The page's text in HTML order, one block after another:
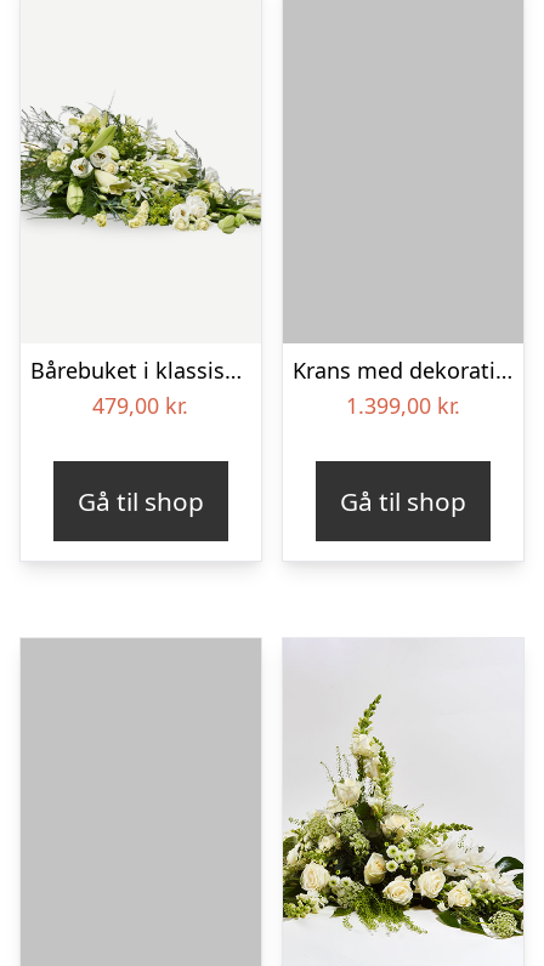
Bårebuket i klassisk stil – hvid
479,00 kr.
Gå til shop
Krans med dekoration i klassisk stil – rød og hvid – med bånd
1.399,00 kr.
Gå til shop